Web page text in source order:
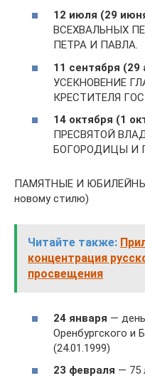
12 июля (29
ВСЕХВАЛЬНЫХ
ПЕТРА И ПАВЛА.
11 сентября (29
УСЕКНОВЕНИЕ
КРЕСТИТЕЛЯ
14 октября (1
ПРЕСВЯТОЙ
БОГОРОДИЦЫ И
ПАМЯТНЫЕ И
новому стилю)
Читайте также:
концентрация
просвещения
24 января —
Оренбургского и
(24.01.1999)
23 февраля — 75